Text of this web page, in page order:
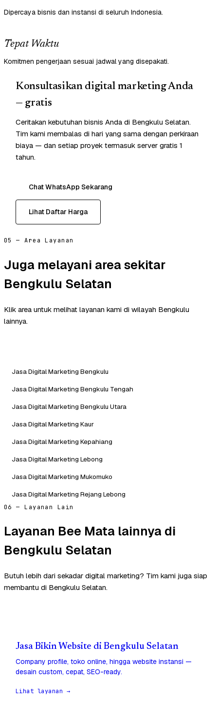
Dipercaya bisnis dan instansi di seluruh Indonesia.
Tepat Waktu
Komitmen pengerjaan sesuai jadwal yang disepakati.
Konsultasikan digital marketing Anda
— gratis
Ceritakan kebutuhan bisnis Anda di Bengkulu Selatan.
Tim kami membalas di hari yang sama dengan perkiraan
biaya — dan setiap proyek termasuk server gratis 1
tahun.
Chat WhatsApp Sekarang
Lihat Daftar Harga
05 — Area Layanan
Juga melayani area sekitar
Bengkulu Selatan
Klik area untuk melihat layanan kami di wilayah Bengkulu
lainnya.
Jasa Digital Marketing Bengkulu
Jasa Digital Marketing Bengkulu Tengah
Jasa Digital Marketing Bengkulu Utara
Jasa Digital Marketing Kaur
Jasa Digital Marketing Kepahiang
Jasa Digital Marketing Lebong
Jasa Digital Marketing Mukomuko
Jasa Digital Marketing Rejang Lebong
06 — Layanan Lain
Layanan Bee Mata lainnya di
Bengkulu Selatan
Butuh lebih dari sekadar digital marketing? Tim kami juga siap
membantu di Bengkulu Selatan.
Jasa Bikin Website di Bengkulu Selatan
Company profile, toko online, hingga website instansi —
desain custom, cepat, SEO-ready.
Lihat layanan →